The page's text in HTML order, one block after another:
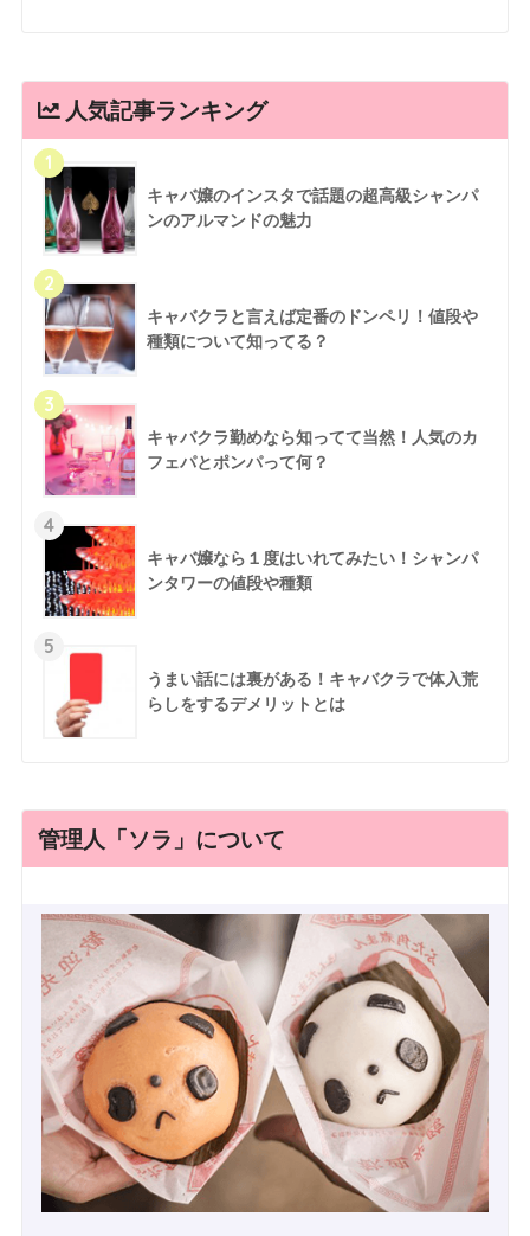
人気記事ランキング
1
キャバ嬢のインスタで話題の超高級シャンパ
ンのアルマンドの魅力
2
キャバクラと言えば定番のドンペリ！値段や
種類について知ってる？
3
キャバクラ勤めなら知ってて当然！人気のカ
フェパとポンパって何？
4
キャバ嬢なら１度はいれてみたい！シャンパ
ンタワーの値段や種類
5
うまい話には裏がある！キャバクラで体入荒
らしをするデメリットとは
管理人「ソラ」について